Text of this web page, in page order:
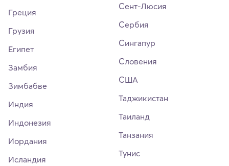
Греция
Грузия
Египет
Замбия
Зимбабве
Индия
Индонезия
Иордания
Исландия
Сент-Люсия
Сербия
Сингапур
Словения
США
Таджикистан
Таиланд
Танзания
Тунис